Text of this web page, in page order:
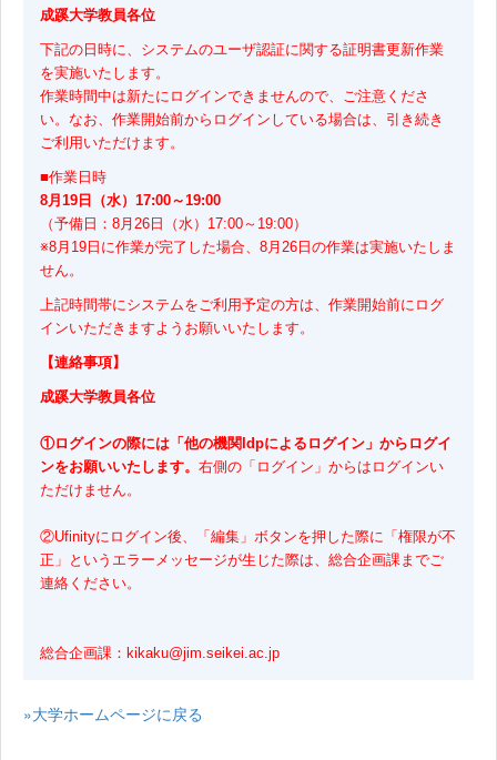
成蹊大学教員各位
下記の日時に、システムのユーザ認証に関する証明書更新作業
を実施いたします。
作業時間中は新たにログインできませんので、ご注意くださ
い。なお、作業開始前からログインしている場合は、引き続き
ご利用いただけます。
■作業日時
8月19日（水）17:00～19:00
（予備日：8月26日（水）17:00～19:00）
※8月19日に作業が完了した場合、8月26日の作業は実施いたしま
せん。
上記時間帯にシステムをご利用予定の方は、作業開始前にログ
インいただきますようお願いいたします。
【連絡事項】
成蹊大学教員各位
①ログインの際には「他の機関Idpによるログイン」からログイ
ンをお願いいたします。 右側の「ログイン」からはログインい
ただけません。
②Ufinityにログイン後、「編集」ボタンを押した際に「権限が不
正」というエラーメッセージが生じた際は、総合企画課までご
連絡ください。
総合企画課：kikaku@jim.seikei.ac.jp
»大学ホームページに戻る